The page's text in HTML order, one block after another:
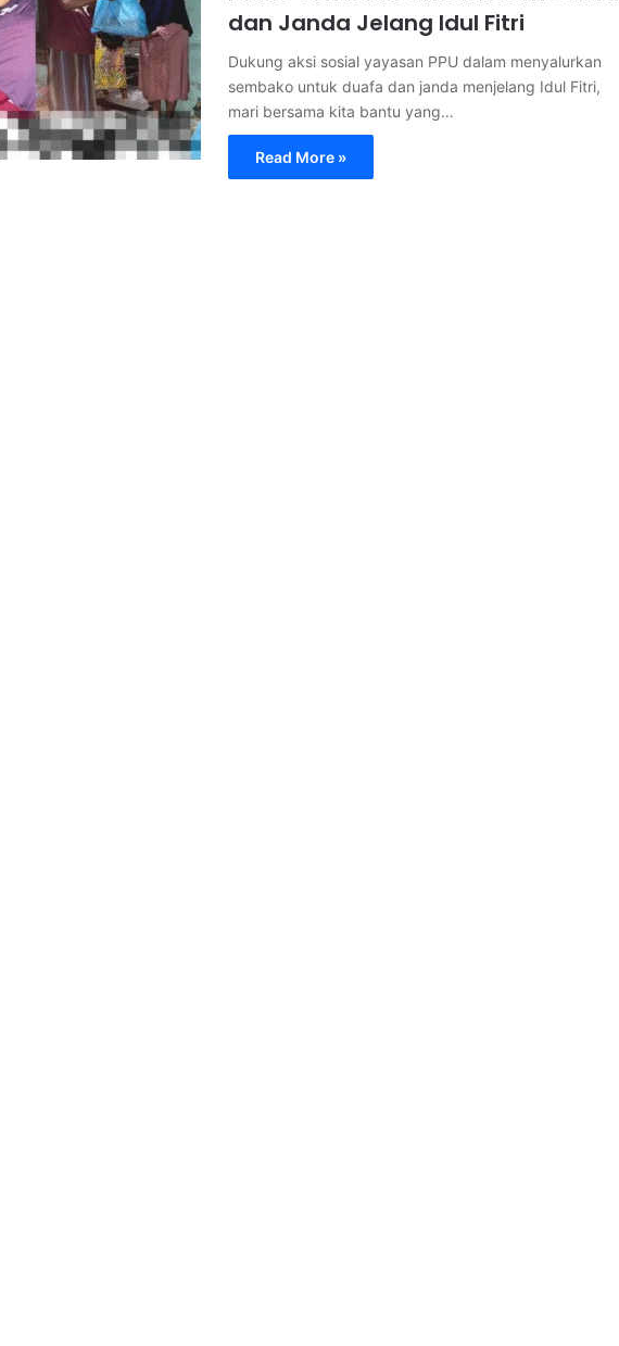
dan Janda Jelang Idul Fitri
Dukung aksi sosial yayasan PPU dalam menyalurkan
sembako untuk duafa dan janda menjelang Idul Fitri,
mari bersama kita bantu yang…
Read More »